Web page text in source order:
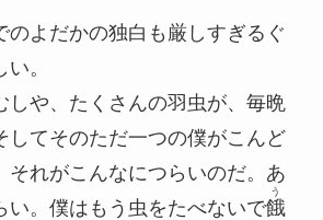
のよだかの独白も厳しすぎるぐ
。
しや、たくさんの羽虫が、毎晩
してそのただ一つの僕がこんど
それがこんなにつらいのだ。あ
い。僕はもう虫をたべないで餓
う